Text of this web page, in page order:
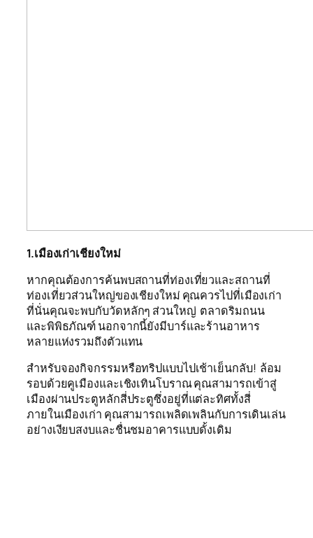
1.เมืองเก่าเชียงใหม่
หากคุณต้องการค้นพบสถานที่ท่องเที่ยวและสถานที่
ท่องเที่ยวส่วนใหญ่ของเชียงใหม่ คุณควรไปที่เมืองเก่า
ที่นั่นคุณจะพบกับวัดหลักๆ ส่วนใหญ่ ตลาดริมถนน
และพิพิธภัณฑ์ นอกจากนี้ยังมีบาร์และร้านอาหาร
หลายแห่งรวมถึงตัวแทน
สำหรับจองกิจกรรมหรือทริปแบบไปเช้าเย็นกลับ! ล้อม
รอบด้วยคูเมืองและเชิงเทินโบราณ คุณสามารถเข้าสู่
เมืองผ่านประตูหลักสี่ประตูซึ่งอยู่ที่แต่ละทิศทั้งสี่
ภายในเมืองเก่า คุณสามารถเพลิดเพลินกับการเดินเล่น
อย่างเงียบสงบและชื่นชมอาคารแบบดั้งเดิม